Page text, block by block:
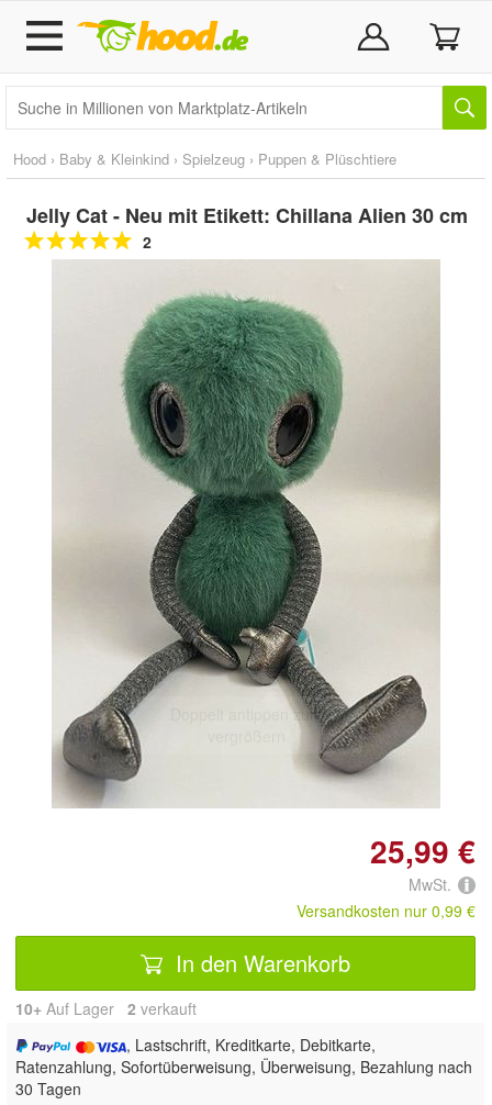
Hood › Baby & Kleinkind › Spielzeug › Puppen & Plüschtiere
Jelly Cat - Neu mit Etikett: Chillana Alien 30 cm
2
Doppelt antippen zum
25,99 €
MwSt.
Versandkosten nur 0,99 €
In den Warenkorb
10+ Auf Lager 2 verkauft
, Lastschrift, Kreditkarte, Debitkarte,
Ratenzahlung, Sofortüberweisung, Überweisung, Bezahlung nach
30 Tagen